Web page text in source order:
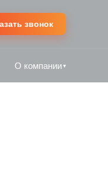
звонок
О компании▾